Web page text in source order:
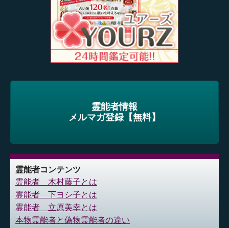
霊能者情報
メルマガ登録【無料】
霊能者コンテンツ
霊能者 木村藤子とは
霊能者 下ヨシ子とは
霊能者 立原美幸とは
本物霊能者と偽物霊能者の違い